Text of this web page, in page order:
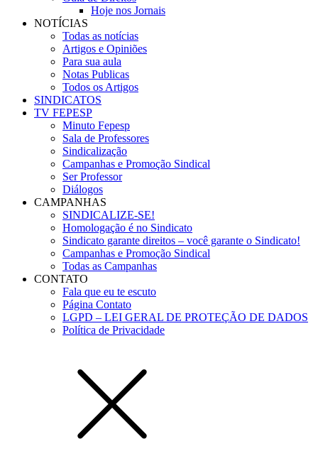
Hoje nos Jornais
NOTÍCIAS
Todas as notícias
Artigos e Opiniões
Para sua aula
Notas Publicas
Todos os Artigos
SINDICATOS
TV FEPESP
Minuto Fepesp
Sala de Professores
Sindicalização
Campanhas e Promoção Sindical
Ser Professor
Diálogos
CAMPANHAS
SINDICALIZE-SE!
Homologação é no Sindicato
Sindicato garante direitos – você garante o Sindicato!
Campanhas e Promoção Sindical
Todas as Campanhas
CONTATO
Fala que eu te escuto
Página Contato
LGPD – LEI GERAL DE PROTEÇÃO DE DADOS
Política de Privacidade